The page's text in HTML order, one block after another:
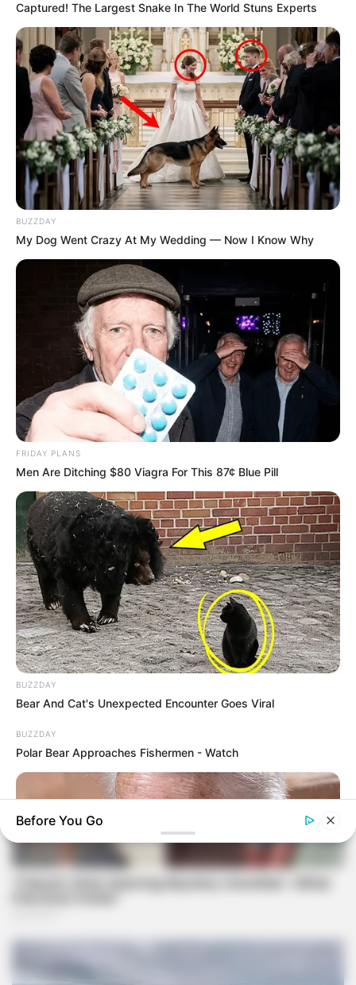
Captured! The Largest Snake In The World Stuns Experts
BUZZDAY
My Dog Went Crazy At My Wedding — Now I Know Why
FRIDAY PLANS
Men Are Ditching $80 Viagra For This 87¢ Blue Pill
BUZZDAY
Bear And Cat's Unexpected Encounter Goes Viral
BUZZDAY
Polar Bear Approaches Fishermen - Watch
Before You Go